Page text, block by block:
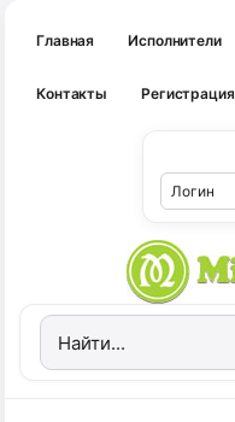
Главная Исполнители
Контакты Регистрация